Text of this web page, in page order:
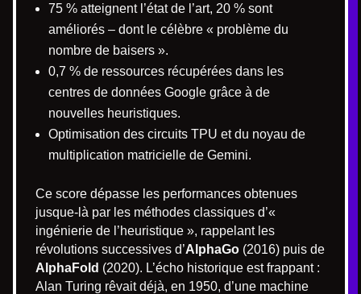
75 % atteignent l’état de l’art, 20 % sont
améliorés – dont le célèbre « problème du
nombre de baisers ».
0,7 % de ressources récupérées dans les
centres de données Google grâce à de
nouvelles heuristiques.
Optimisation des circuits TPU et du noyau de
multiplication matricielle de Gemini.
Ce score dépasse les performances obtenues
jusque-là par les méthodes classiques d’«
ingénierie de l’heuristique », rappelant les
révolutions successives d’AlphaGo (2016) puis de
AlphaFold (2020). L’écho historique est frappant :
Alan Turing rêvait déjà, en 1950, d’une machine